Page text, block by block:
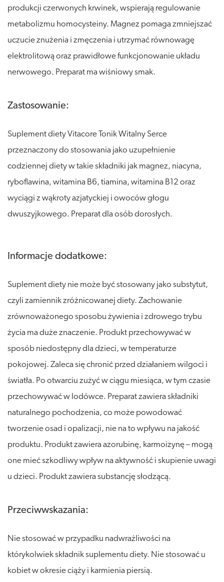
produkcji czerwonych krwinek, wspierają regulowanie
metabolizmu homocysteiny. Magnez pomaga zmniejszać
uczucie znużenia i zmęczenia i utrzymać równowagę
elektrolitową oraz prawidłowe funkcjonowanie układu
nerwowego. Preparat ma wiśniowy smak.
Zastosowanie:
Suplement diety Vitacore Tonik Witalny Serce
przeznaczony do stosowania jako uzupełnienie
codziennej diety w takie składniki jak magnez, niacyna,
ryboflawina, witamina B6, tiamina, witamina B12 oraz
wyciągi z wąkroty azjatyckiej i owoców głogu
dwuszyjkowego. Preparat dla osób dorosłych.
Informacje dodatkowe:
Suplement diety nie może być stosowany jako substytut,
czyli zamiennik zróżnicowanej diety. Zachowanie
zrównoważonego sposobu żywienia i zdrowego trybu
życia ma duże znaczenie. Produkt przechowywać w
sposób niedostępny dla dzieci, w temperaturze
pokojowej. Zaleca się chronić przed działaniem wilgoci i
światła. Po otwarciu zużyć w ciągu miesiąca, w tym czasie
przechowywać w lodówce. Preparat zawiera składniki
naturalnego pochodzenia, co może powodować
tworzenie osad i opalizacji, nie na to wpływu na jakość
produktu. Produkt zawiera azorubinę, karmoizynę – mogą
one mieć szkodliwy wpływ na aktywność i skupienie uwagi
u dzieci. Produkt zawiera substancję słodzącą.
Przeciwwskazania:
Nie stosować w przypadku nadwrażliwości na
którykolwiek składnik suplementu diety. Nie stosować u
kobiet w okresie ciąży i karmienia piersią.